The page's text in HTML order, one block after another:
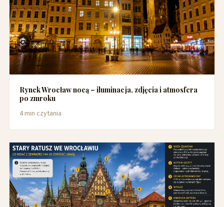
Rynek Wrocław nocą – iluminacja, zdjęcia i atmosfera
po zmroku
4 min czytania